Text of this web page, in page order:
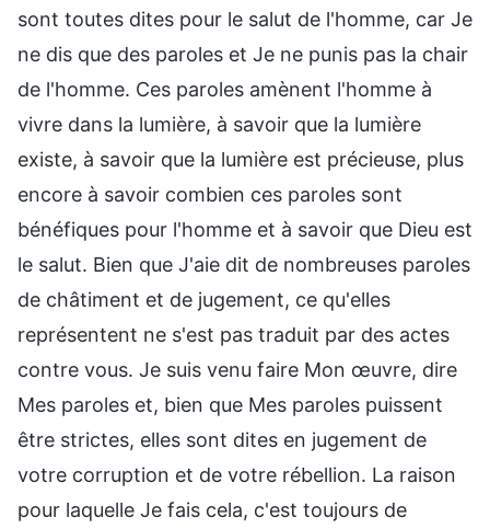
sont toutes dites pour le salut de l'homme, car Je
ne dis que des paroles et Je ne punis pas la chair
de l'homme. Ces paroles amènent l'homme à
vivre dans la lumière, à savoir que la lumière
existe, à savoir que la lumière est précieuse, plus
encore à savoir combien ces paroles sont
bénéfiques pour l'homme et à savoir que Dieu est
le salut. Bien que J'aie dit de nombreuses paroles
de châtiment et de jugement, ce qu'elles
représentent ne s'est pas traduit par des actes
contre vous. Je suis venu faire Mon œuvre, dire
Mes paroles et, bien que Mes paroles puissent
être strictes, elles sont dites en jugement de
votre corruption et de votre rébellion. La raison
pour laquelle Je fais cela, c'est toujours de